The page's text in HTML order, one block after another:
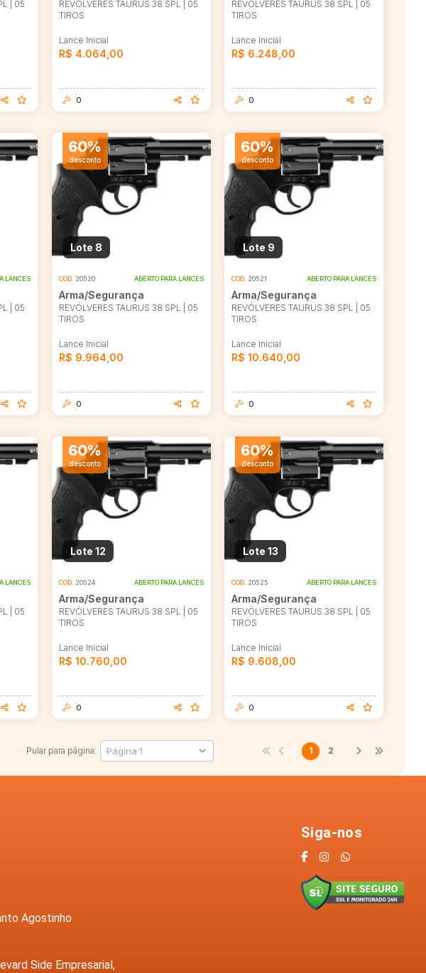
| 05
REVÓLVERES TAURUS 38 SPL | 05
TIROS
Lance Inicial
R$ 4.064,00
0
REVÓLVERES TAURUS 38 SPL | 05
TIROS
Lance Inicial
R$ 6.248,00
0
LANCES
| 05
60%
desconto
Lote 8
COD. 20520 ABERTO PARA LANCES
Arma/Segurança
REVÓLVERES TAURUS 38 SPL | 05
TIROS
Lance Inicial
R$ 9.964,00
0
60%
desconto
Lote 9
COD. 20521 ABERTO PARA LANCES
Arma/Segurança
REVÓLVERES TAURUS 38 SPL | 05
TIROS
Lance Inicial
R$ 10.640,00
0
LANCES
| 05
60%
desconto
Lote 12
COD. 20524 ABERTO PARA LANCES
Arma/Segurança
REVÓLVERES TAURUS 38 SPL | 05
TIROS
Lance Inicial
R$ 10.760,00
0
60%
desconto
Lote 13
COD. 20525 ABERTO PARA LANCES
Arma/Segurança
REVÓLVERES TAURUS 38 SPL | 05
TIROS
Lance Inicial
R$ 9.608,00
0
Pular para página: 1 2
Agostinho
Side Empresarial,
Siga-nos